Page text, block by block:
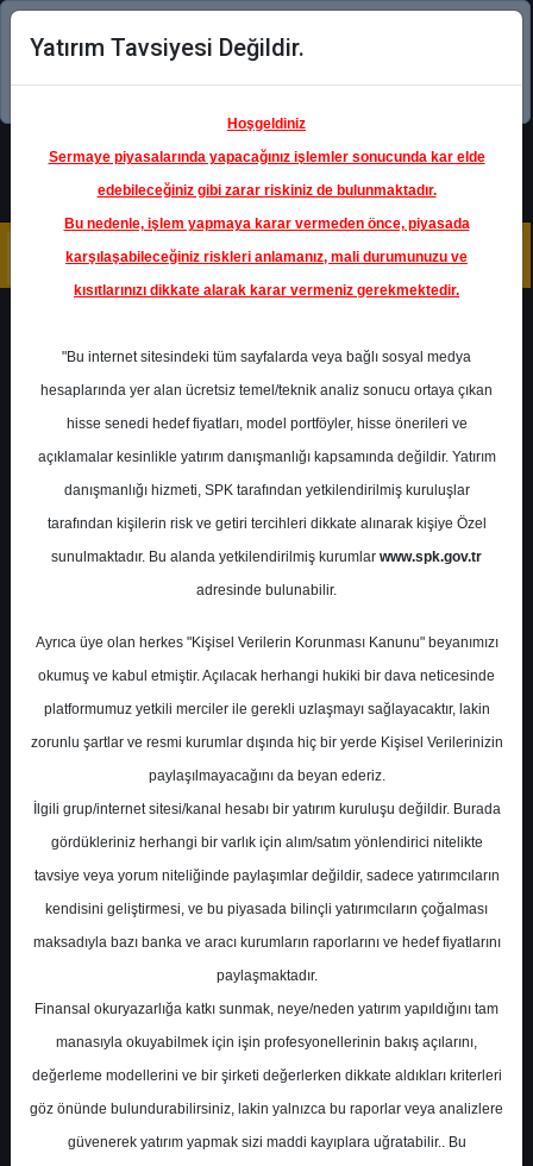
Şimdi uygulamayı indirin!
AKBNK- AKBANK T.A.Ş.
Hedef Fiyat 63.00 ₺
Getiri
%0.00
0 5
En Yüksek Tahmin
Ortalama Fiyat Tahmini
Ortalama Getiri Potansiyeli
Kurum Sayısı
22
Yatırım Tavsiyesi Değildir.
Hoşgeldiniz
Sermaye piyasalarında yapacağınız işlemler sonucunda kar elde
edebileceğiniz gibi zarar riskiniz de bulunmaktadır.
Bu nedenle, işlem yapmaya karar vermeden önce, piyasada
karşılaşabileceğiniz riskleri anlamanız, mali durumunuzu ve
kısıtlarınızı dikkate alarak karar vermeniz gerekmektedir.
"Bu internet sitesindeki tüm sayfalarda veya bağlı sosyal medya
hesaplarında yer alan ücretsiz temel/teknik analiz sonucu ortaya çıkan
hisse senedi hedef fiyatları, model portföyler, hisse önerileri ve
açıklamalar kesinlikle yatırım danışmanlığı kapsamında değildir. Yatırım
danışmanlığı hizmeti, SPK tarafından yetkilendirilmiş kuruluşlar
tarafından kişilerin risk ve getiri tercihleri dikkate alınarak kişiye Özel
sunulmaktadır. Bu alanda yetkilendirilmiş kurumlar www.spk.gov.tr
adresinde bulunabilir.
Ayrıca üye olan herkes "Kişisel Verilerin Korunması Kanunu" beyanımızı
okumuş ve kabul etmiştir. Açılacak herhangi hukiki bir dava neticesinde
platformumuz yetkili merciler ile gerekli uzlaşmayı sağlayacaktır, lakin
zorunlu şartlar ve resmi kurumlar dışında hiç bir yerde Kişisel Verilerinizin
paylaşılmayacağını da beyan ederiz.
İlgili grup/internet sitesi/kanal hesabı bir yatırım kuruluşu değildir. Burada
gördükleriniz herhangi bir varlık için alım/satım yönlendirici nitelikte
tavsiye veya yorum niteliğinde paylaşımlar değildir, sadece yatırımcıların
kendisini geliştirmesi, ve bu piyasada bilinçli yatırımcıların çoğalması
maksadıyla bazı banka ve aracı kurumların raporlarını ve hedef fiyatlarını
paylaşmaktadır.
Finansal okuryazarlığa katkı sunmak, neye/neden yatırım yapıldığını tam
manasıyla okuyabilmek için işin profesyonellerinin bakış açılarını,
değerleme modellerini ve bir şirketi değerlerken dikkate aldıkları kriterleri
göz önünde bulundurabilirsiniz, lakin yalnızca bu raporlar veya analizlere
güvenerek yatırım yapmak sizi maddi kayıplara uğratabilir.. Bu